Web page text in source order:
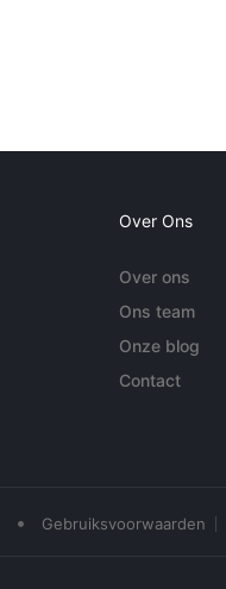
Over Ons
Over ons
Ons team
Onze blog
Contact
• Gebruiksvoorwaarden